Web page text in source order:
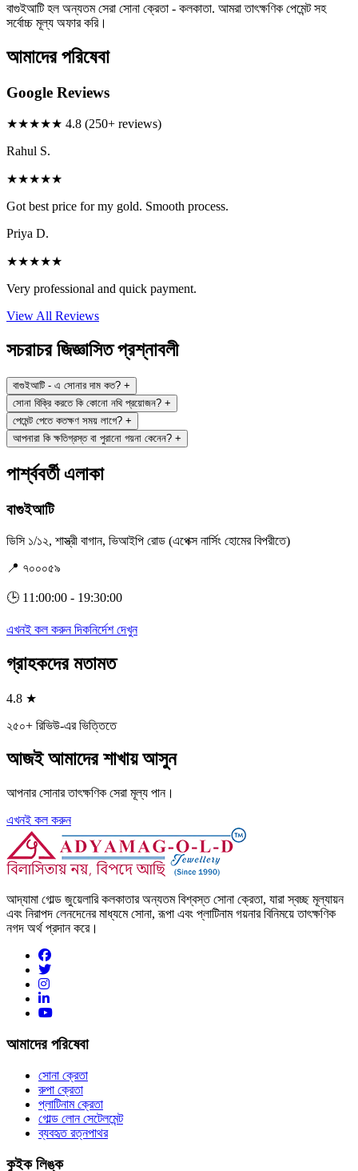
বাগুইআটি হল অন্যতম সেরা সোনা ক্রেতা - কলকাতা. আমরা তাৎক্ষণিক পেমেন্ট সহ
সর্বোচ্চ মূল্য অফার করি।
আমাদের পরিষেবা
Google Reviews
★★★★★ 4.8 (250+ reviews)
Rahul S.
★★★★★
Got best price for my gold. Smooth process.
Priya D.
★★★★★
Very professional and quick payment.
View All Reviews
সচরাচর জিজ্ঞাসিত প্রশ্নাবলী
বাগুইআটি - এ সোনার দাম কত? +
সোনা বিক্রি করতে কি কোনো নথি প্রয়োজন? +
পেমেন্ট পেতে কতক্ষণ সময় লাগে? +
আপনারা কি ক্ষতিগ্রস্ত বা পুরানো গয়না কেনেন? +
পার্শ্ববর্তী এলাকা
বাগুইআটি
ডিসি ১/১২, শাস্ত্রী বাগান, ভিআইপি রোড (এপেক্স নার্সিং হোমের বিপরীতে)
📍 ৭০০০৫৯
🕒 11:00:00 - 19:30:00
এখনই কল করুনদিকনির্দেশ দেখুন
গ্রাহকদের মতামত
4.8 ★
২৫০+ রিভিউ-এর ভিত্তিতে
আজই আমাদের শাখায় আসুন
আপনার সোনার তাৎক্ষণিক সেরা মূল্য পান।
এখনই কল করুন
আদ্যামা গোল্ড জুয়েলারি কলকাতার অন্যতম বিশ্বস্ত সোনা ক্রেতা, যারা স্বচ্ছ মূল্যায়ন
এবং নিরাপদ লেনদেনের মাধ্যমে সোনা, রূপা এবং প্লাটিনাম গয়নার বিনিময়ে তাৎক্ষণিক
নগদ অর্থ প্রদান করে।
আমাদের পরিষেবা
সোনা ক্রেতা
রুপা ক্রেতা
প্লাটিনাম ক্রেতা
গোল্ড লোন সেটেলমেন্ট
ব্যবহৃত রত্নপাথর
কুইক লিঙ্ক